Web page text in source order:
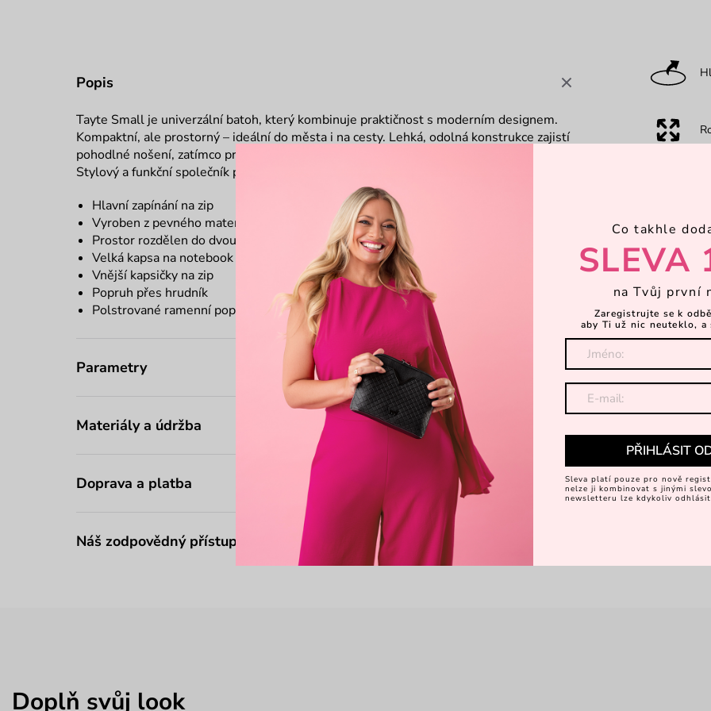
Popis
Tayte Small je univerzální batoh, který kombinuje praktičnost s moderním designem.
Kompaktní, ale prostorný – ideální do města i na cesty. Lehká, odolná konstrukce zajistí
pohodlné nošení, zatímco promyšlené uspořádání kapes ti pomůže udržet pořádek.
Stylový a funkční společník pro každodenní dobrodružství.
Hlavní zapínání na zip
Vyroben z pevného materiálu
Prostor rozdělen do dvou kapes
Velká kapsa na notebook
Vnější kapsičky na zip
Popruh přes hrudník
Polstrované ramenní popruhy a záda pro pohodlné nošení
Parametry
Materiály a údržba
Doprava a platba
Náš zodpovědný přístup
Doplň svůj look
Co takhle
SLEVA
na Tvůj první
Zaregistrujte se k
aby Ti už nic neuteklo, a
PŘIHLÁSIT
Sleva platí pouze pro nově
nelze ji kombinovat s jinými
newsletteru lze kdykoliv